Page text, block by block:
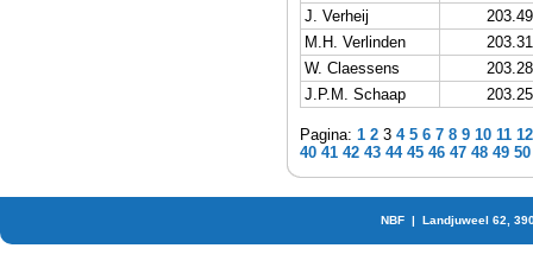
J. Verheij
203.49
M.H. Verlinden
203.31
W. Claessens
203.28
J.P.M. Schaap
203.25
Pagina: 1 2 3 4 5 6 7 8 9 10 11 12
40 41 42 43 44 45 46 47 48 49 50
NBF | Landjuweel 62,